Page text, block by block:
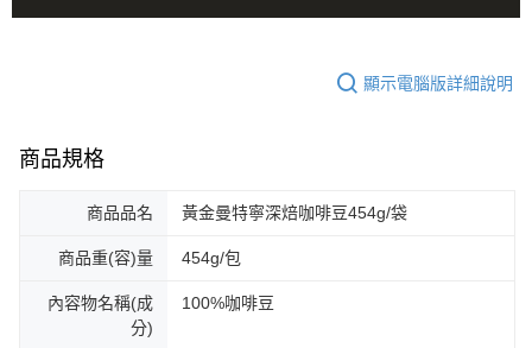
顯示電腦版詳細說明
商品規格
商品品名 黃金曼特寧深焙咖啡豆454g/袋
商品重(容)量 454g/包
內容物名稱(成
分)
100%咖啡豆